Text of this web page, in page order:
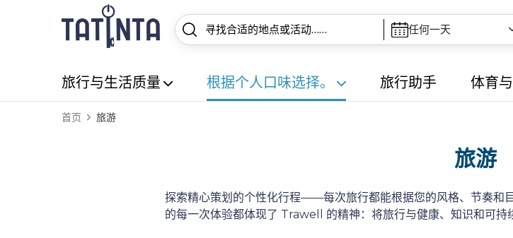
任何一天
旅行与生活质量 根据个人口味选择。 旅行助手 体育
首页 旅游
旅游
探索精心策划的个性化行程——每次旅行都能根据您的风格、节奏和
的每一次体验都体现了 Trawell 的精神：将旅行与健康、知识和可持